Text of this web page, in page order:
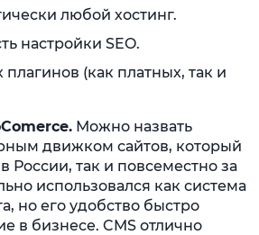
любой хостинг.
настройки SEO.
(как платных, так и
Можно назвать
движком сайтов, который
России, так и повсеместно за
использовался как система
но его удобство быстро
в бизнесе. CMS отлично